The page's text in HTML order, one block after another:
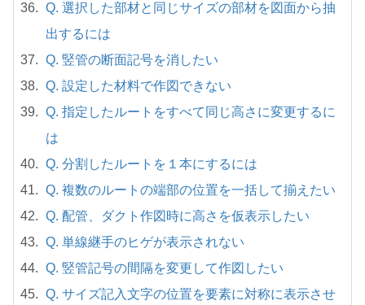
Q. 選択した部材と同じサイズの部材を図面から抽
出するには
Q. 竪管の断面記号を消したい
Q. 設定した材料で作図できない
Q. 指定したルートをすべて同じ高さに変更するに
は
Q. 分割したルートを１本にするには
Q. 複数のルートの端部の位置を一括して揃えたい
Q. 配管、ダクト作図時に高さを仮表示したい
Q. 単線継手のヒゲが表示されない
Q. 竪管記号の間隔を変更して作図したい
Q. サイズ記入文字の位置を要素に対称に表示させ